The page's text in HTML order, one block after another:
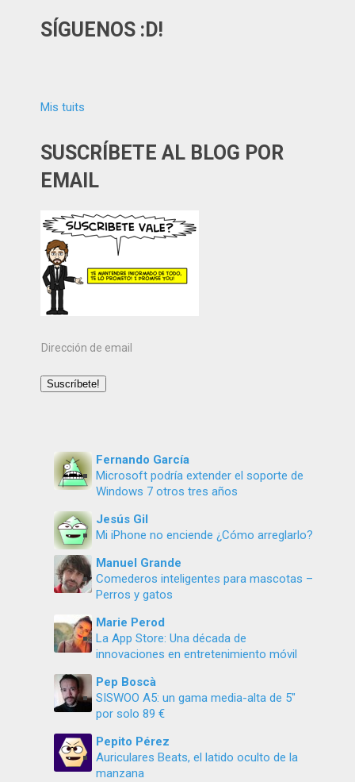
SÍGUENOS :D!
Mis tuits
SUSCRÍBETE AL BLOG POR
EMAIL
Dirección
email
Suscríbete!
Fernando García
Microsoft podría extender el soporte de
Windows 7 otros tres años
Jesús Gil
Mi iPhone no enciende ¿Cómo arreglarlo?
Manuel Grande
Comederos inteligentes para mascotas –
Perros y gatos
Marie Perod
La App Store: Una década de
innovaciones en entretenimiento móvil
Pep Boscà
SISWOO A5: un gama media-alta de 5″
por solo 89 €
Pepito Pérez
Auriculares Beats, el latido oculto de la
manzana